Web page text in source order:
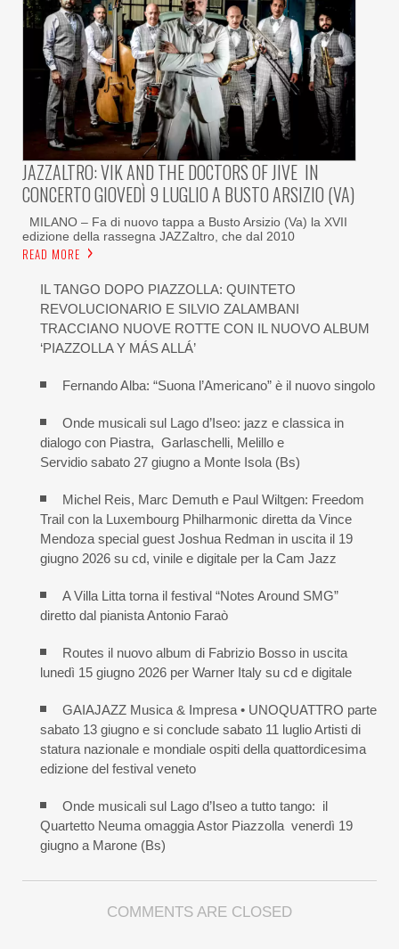
JAZZALTRO: VIK AND THE DOCTORS OF JIVE IN
CONCERTO GIOVEDÌ 9 LUGLIO A BUSTO ARSIZIO (VA)
MILANO – Fa di nuovo tappa a Busto Arsizio (Va) la XVII
edizione della rassegna JAZZaltro, che dal 2010
READ MORE
IL TANGO DOPO PIAZZOLLA: QUINTETO
REVOLUCIONARIO E SILVIO ZALAMBANI
TRACCIANO NUOVE ROTTE CON IL NUOVO ALBUM
‘PIAZZOLLA Y MÁS ALLÁ’
Fernando Alba: “Suona l’Americano” è il nuovo singolo
Onde musicali sul Lago d’Iseo: jazz e classica in
dialogo con Piastra, Garlaschelli, Melillo e
Servidio sabato 27 giugno a Monte Isola (Bs)
Michel Reis, Marc Demuth e Paul Wiltgen: Freedom
Trail con la Luxembourg Philharmonic diretta da Vince
Mendoza special guest Joshua Redman in uscita il 19
giugno 2026 su cd, vinile e digitale per la Cam Jazz
A Villa Litta torna il festival “Notes Around SMG”
diretto dal pianista Antonio Faraò
Routes il nuovo album di Fabrizio Bosso in uscita
lunedì 15 giugno 2026 per Warner Italy su cd e digitale
GAIAJAZZ Musica & Impresa • UNOQUATTRO parte
sabato 13 giugno e si conclude sabato 11 luglio Artisti di
statura nazionale e mondiale ospiti della quattordicesima
edizione del festival veneto
Onde musicali sul Lago d’Iseo a tutto tango: il
Quartetto Neuma omaggia Astor Piazzolla venerdì 19
giugno a Marone (Bs)
COMMENTS ARE CLOSED